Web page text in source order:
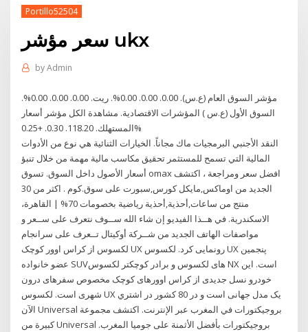
Portillo52504
سعر مؤشر ukx
byAdmin
مؤشر السوق العام (ع.س). 0.00. 0.00. 0.00%. ريت. 0.00. 0.00. 0.00%.
السوق الأول (ع.س ) المؤشرات الاقتصادية. مشاهدة الكل مؤشر أسعار
المستهلك. 118.20. 0.30. +0.25%
النقد الأجنبي البرمجيات ماك مجاناً. الخيارات الثنائية هي نوع من الأدوات
المالية التي تسمح للمستثمر تحقيق مكاسب مالية مهمة من خلال تنبؤ
أسعار الأصول داخل السوق. تسوق omax افضل سعر ومراجعة ، اكتشف
الجديد من اوماكس,مايكل كورس,سبورت على سوق.كوم . اكثر من 30
منتج من ساعات,أحذية,أحذية رياضية بخصومات 70% | القاهرة،
الاسكندرية. في هــذا الفيديو إن شاء الله ســوف نتعرف على ســعر و
مواصفات الهاتف الجديد من شــركة أوكيتال تــعرف على سرانجام
لکسوس از کراس اوور کوچک UX رونمایی کرد. لکسوس UX پنجمین
عضو خانواده SUVهای لکسوس و برادر کوچکتر لکسوس NX است. این
خودرو نسل جدیدی از کراس اوورهای کوچک مخصوص سفرهای درون
شهری است. لکسوس UX یک مدل جهانی است و در 80 کشور در اشتري
الآن Universal بروجيكتورات في المغرب عبر الإنترنت. اكتشف مجموعة
كبيرة من Universal بروجيكتورات بأفضل الأثمنة على جوميا المغرب.